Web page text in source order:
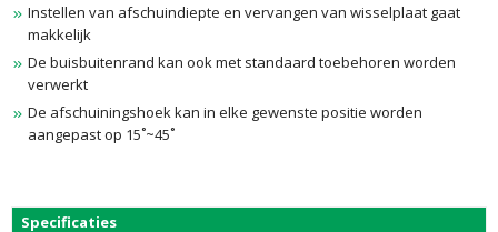
Instellen van afschuindiepte en vervangen van wisselplaat gaat
makkelijk
De buisbuitenrand kan ook met standaard toebehoren worden
verwerkt
De afschuiningshoek kan in elke gewenste positie worden
aangepast op 15˚~45˚
Specificaties